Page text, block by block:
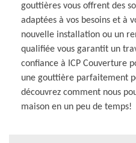
gouttières vous offrent des
adaptées à vos besoins et à
nouvelle installation ou un
qualifiée vous garantit un
confiance à ICP Couverture
une gouttière parfaitement
découvrez comment nous
maison en un peu de temps!